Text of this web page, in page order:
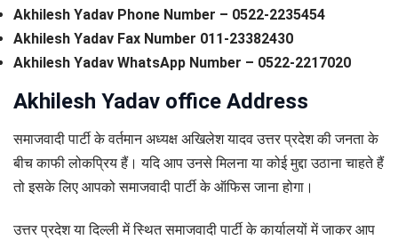
Akhilesh Yadav Phone Number – 0522-2235454
Akhilesh Yadav Fax Number 011-23382430
Akhilesh Yadav WhatsApp Number – 0522-2217020
Akhilesh Yadav office Address
समाजवादी पार्टी के वर्तमान अध्यक्ष अखिलेश यादव उत्तर प्रदेश की जनता के
बीच काफी लोकप्रिय हैं। यदि आप उनसे मिलना या कोई मुद्दा उठाना चाहते हैं
तो इसके लिए आपको समाजवादी पार्टी के ऑफिस जाना होगा।
उत्तर प्रदेश या दिल्ली में स्थित समाजवादी पार्टी के कार्यालयों में जाकर आप